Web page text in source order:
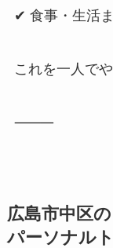
✔ 食事・生活
これを一人で
⸻
広島市中区
パーソナル